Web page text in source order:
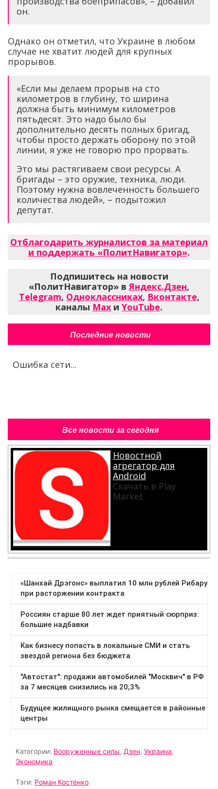
он.
Однако он отметил, что Украине в любом
случае не хватит людей для крупных
прорывов.
«Если мы делаем прорыв на сто
километров в глубину, то ширина
должна быть минимум километров
пятьдесят. Это надо было бы
дополнительно десять полных бригад,
чтобы просто держать оборону по этой
линии, я уже не говорю про прорвать.
Это мы растягиваем свои ресурсы. А
бригады – это оружие, техника, люди.
Поэтому нужна вовлеченность большего
количества людей», – подытожил
депутат.
Отблагодарить журналистов за материал
и поддержать «ПолитНавигатор».
Подпишитесь на новости
«ПолитНавигатор» вЯндекс.Дзен,
Telegram, Одноклассниках, Вконтакте,
каналы Max и YouTube.
Последние новости
Ошибка сети...
Все новости за сегодня
Новостной
агрегатор для
Android
Скачать в Play
Market
Категории: Вооруженные силы, Дзен, Украина,
Экономика
Тэги: Роман Костенко